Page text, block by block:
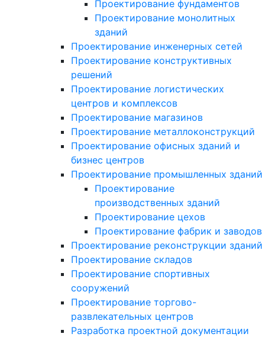
Проектирование фундаментов
Проектирование монолитных
зданий
Проектирование инженерных сетей
Проектирование конструктивных
решений
Проектирование логистических
центров и комплексов
Проектирование магазинов
Проектирование металлоконструкций
Проектирование офисных зданий и
бизнес центров
Проектирование промышленных зданий
Проектирование
производственных зданий
Проектирование цехов
Проектирование фабрик и заводов
Проектирование реконструкции зданий
Проектирование складов
Проектирование спортивных
сооружений
Проектирование торгово-
развлекательных центров
Разработка проектной документации